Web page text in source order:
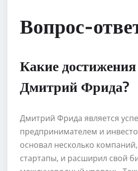
Вопрос-
Какие
Дмитрий Фрида?
Дмитрий Фрида является
предпринимателем и
основал несколько
стартапы, и расширил свой